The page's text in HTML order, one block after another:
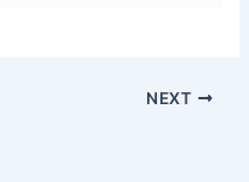
NEXT